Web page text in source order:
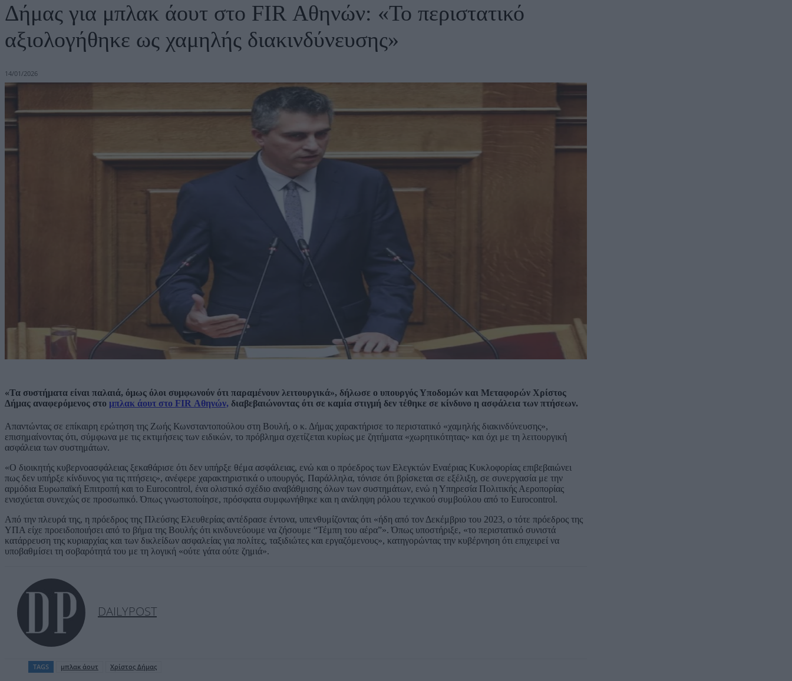
Δήμας για μπλακ άουτ στο FIR Αθηνών: «Το περιστατικό
αξιολογήθηκε ως χαμηλής διακινδύνευσης»
14/01/2026
«Τα συστήματα είναι παλαιά, όμως όλοι συμφωνούν ότι παραμένουν λειτουργικά», δήλωσε ο υπουργός Υποδομών και Μεταφορών Χρίστος
Δήμας αναφερόμενος στο μπλακ άουτ στο FIR Αθηνών, διαβεβαιώνοντας ότι σε καμία στιγμή δεν τέθηκε σε κίνδυνο η ασφάλεια των πτήσεων.
Απαντώντας σε επίκαιρη ερώτηση της Ζωής Κωνσταντοπούλου στη Βουλή, ο κ. Δήμας χαρακτήρισε το περιστατικό «χαμηλής διακινδύνευσης»,
επισημαίνοντας ότι, σύμφωνα με τις εκτιμήσεις των ειδικών, το πρόβλημα σχετίζεται κυρίως με ζητήματα «χωρητικότητας» και όχι με τη λειτουργική
ασφάλεια των συστημάτων.
«Ο διοικητής κυβερνοασφάλειας ξεκαθάρισε ότι δεν υπήρξε θέμα ασφάλειας, ενώ και ο πρόεδρος των Ελεγκτών Εναέριας Κυκλοφορίας επιβεβαιώνει
πως δεν υπήρξε κίνδυνος για τις πτήσεις», ανέφερε χαρακτηριστικά ο υπουργός. Παράλληλα, τόνισε ότι βρίσκεται σε εξέλιξη, σε συνεργασία με την
αρμόδια Ευρωπαϊκή Επιτροπή και το Eurocontrol, ένα ολιστικό σχέδιο αναβάθμισης όλων των συστημάτων, ενώ η Υπηρεσία Πολιτικής Αεροπορίας
ενισχύεται συνεχώς σε προσωπικό. Όπως γνωστοποίησε, πρόσφατα συμφωνήθηκε και η ανάληψη ρόλου τεχνικού συμβούλου από το Eurocontrol.
Από την πλευρά της, η πρόεδρος της Πλεύσης Ελευθερίας αντέδρασε έντονα, υπενθυμίζοντας ότι «ήδη από τον Δεκέμβριο του 2023, ο τότε πρόεδρος της
ΥΠΑ είχε προειδοποιήσει από το βήμα της Βουλής ότι κινδυνεύουμε να ζήσουμε “Τέμπη του αέρα”». Όπως υποστήριξε, «το περιστατικό συνιστά
κατάρρευση της κυριαρχίας και των δικλείδων ασφαλείας για πολίτες, ταξιδιώτες και εργαζόμενους», κατηγορώντας την κυβέρνηση ότι επιχειρεί να
υποβαθμίσει τη σοβαρότητά του με τη λογική «ούτε γάτα ούτε ζημιά».
DAILYPOST
TAGS μπλακ άουτ Χρίστος Δήμας